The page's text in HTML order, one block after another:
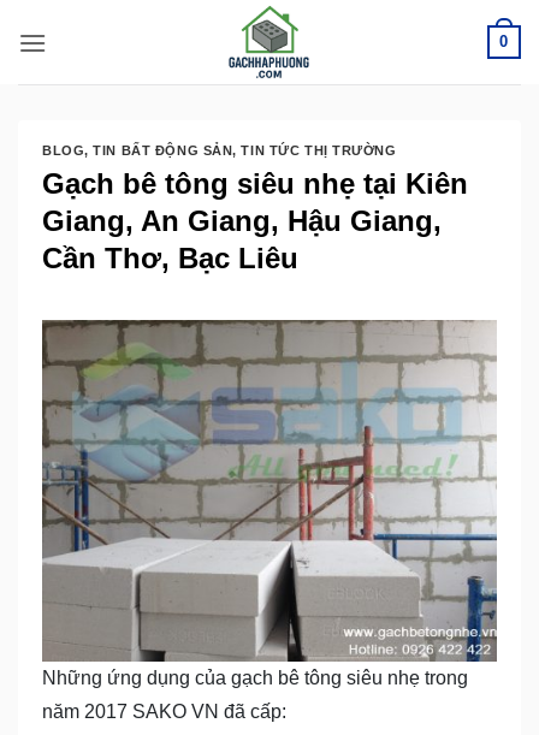
qua
nội
0
BLOG,TIN BẤT ĐỘNG SẢN,TIN TỨC THỊ TRƯỜNG
Gạch bê tông siêu nhẹ tại Kiên
Giang, An Giang, Hậu Giang,
Cần Thơ, Bạc Liêu
Những ứng dụng của gạch bê tông siêu nhẹ trong
năm 2017 SAKO VN đã cấp: